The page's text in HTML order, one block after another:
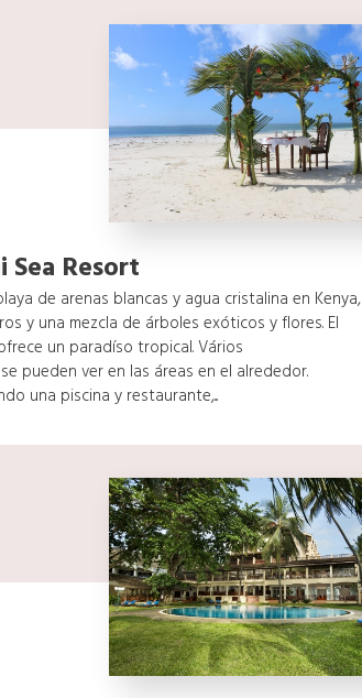
Sea Resort
de arenas blancas y agua cristalina en Kenya,
y una mezcla de árboles exóticos y flores. El
un paradíso tropical. Vários
pueden ver en las áreas en el alrededor.
una piscina y restaurante,...